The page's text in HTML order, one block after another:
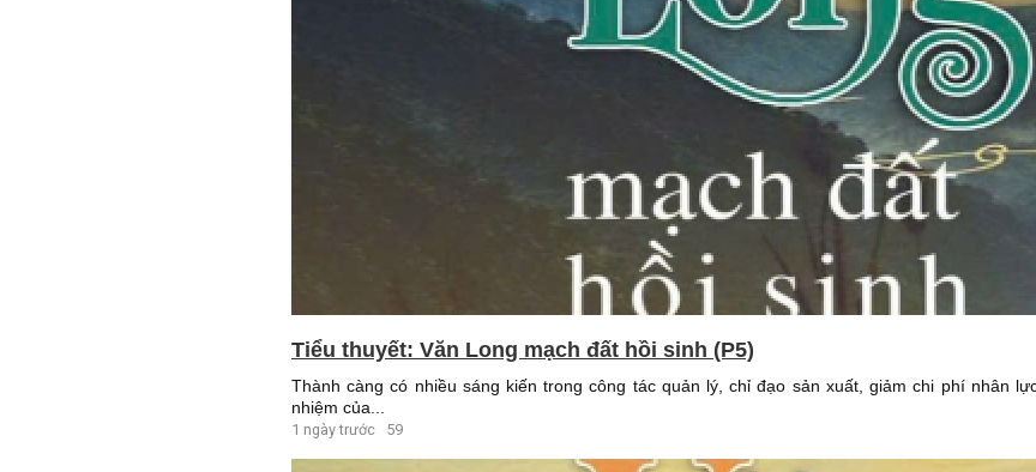
Tiểu thuyết: Văn Long mạch đất hồi sinh (P5)
Thành càng có nhiều sáng kiến trong công tác quản lý, chỉ đạo sản xuất, giảm chi phí nhân
nhiệm của...
1 ngày trước 59